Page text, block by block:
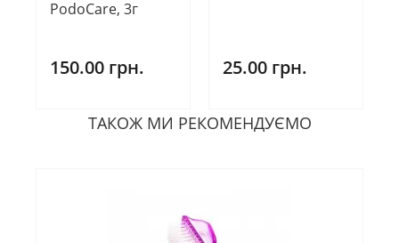
PodoCare, 3г
150.00 грн. 25.00 грн.
ТАКОЖ МИ РЕКОМЕНДУЄМО